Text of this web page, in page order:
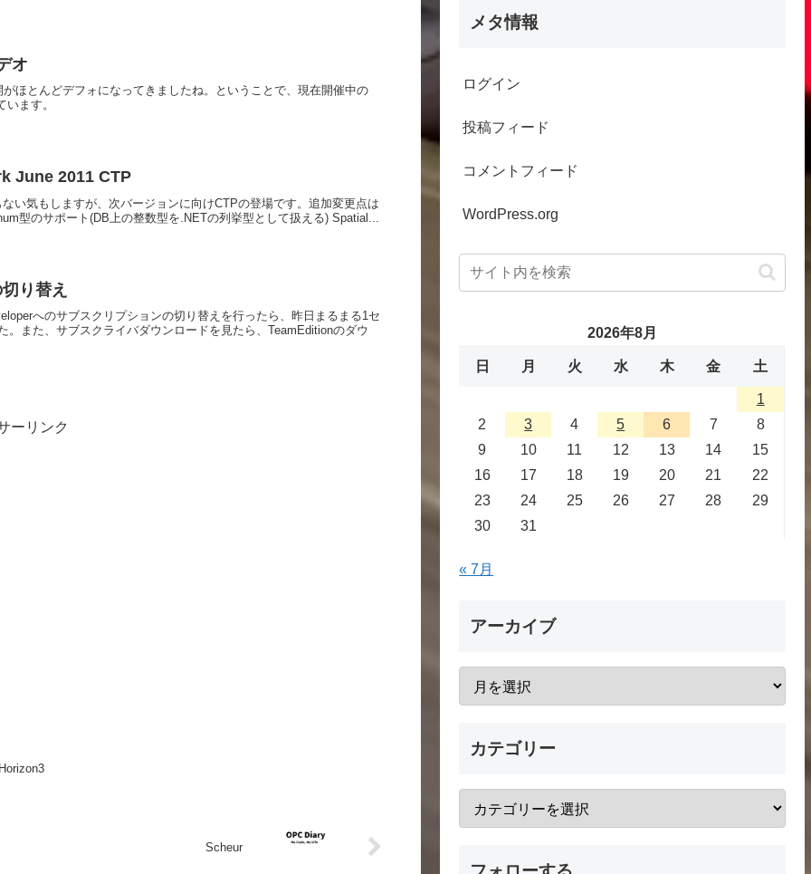
オ
ほとんどデフォになってきましたね。ということで、現在開催中の
ます。
June 2011 CTP
い気もしますが、次バージョンに向けCTPの登場です。追加変更点は
型のサポート(DB上の整数型を.NETの列挙型として扱える) Spatial...
り替え
へのサブスクリプションの切り替えを行ったら、昨日まるまる1セ
。また、サブスクライバダウンロードを見たら、TeamEditionのダウ
ーリンク
Scheur
メタ情報
ログイン
投稿フィード
コメントフィード
WordPress.org
2026年8月
日 月 火 水 木 金 土
1
2
3 4 5 6 7
8
9
10 11 12 13 14
15
16
17 18 19 20 21
22
23
24 25 26 27 28
29
30
31
« 7月
アーカイブ
カテゴリー